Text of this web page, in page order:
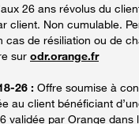
26 ans révolus du
client. Non cumulable.
cas de résiliation ou de
sur odr.orange.fr
26 : Offre soumise à
au client bénéficiant
validée par Orange dans